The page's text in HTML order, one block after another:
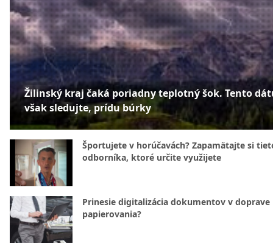
Žilinský kraj čaká poriadny teplotný šok. Tento
však sledujte, prídu búrky
Športujete v horúčavách? Zapamätajte si
odborníka, ktoré určite využijete
Prinesie digitalizácia dokumentov v doprave
papierovania?